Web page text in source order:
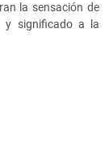
la sensación de
y significado a la